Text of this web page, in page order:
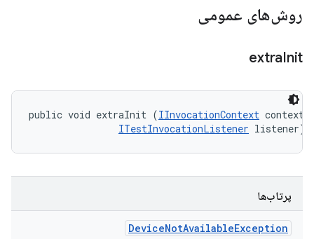
روش‌های عمومی
extraInit
public void extraInit (IInvocationContext
ITestInvocationListener listener)
پرتاب‌ها
DeviceNotAvailableException